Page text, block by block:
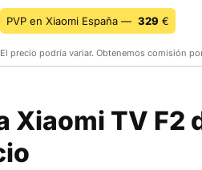
PVP en Xiaomi España — 329 €
El precio podría variar. Obtenemos comisión
Xiaomi TV F2